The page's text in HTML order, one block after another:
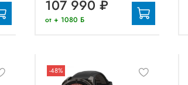
107 990 ₽
от + 1080 Б
-48%